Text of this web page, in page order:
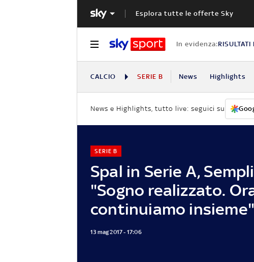
Esplora tutte le offerte Sky
In evidenza:RISULTATI
CALCIO SERIE B News Highlights
News e Highlights, tutto live: seguici su
Spal in Serie A,
"Sogno realizzato.
continuiamo insieme"
SERIE B
13 mag 2017 - 17:06